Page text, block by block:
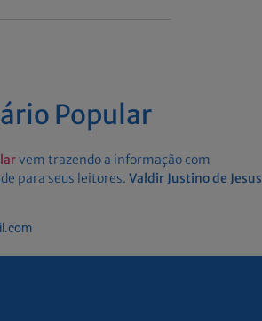
Popular
vem trazendo a informação com
para seus leitores. Valdir Justino de Jesus